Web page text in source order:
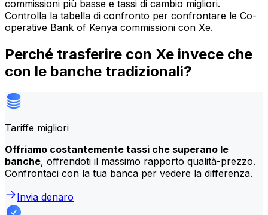
commissioni più basse e tassi di cambio migliori.
Controlla la tabella di confronto per confrontare le Co-
operative Bank of Kenya commissioni con Xe.
Perché trasferire con Xe invece che
con le banche tradizionali?
Tariffe migliori
Offriamo costantemente tassi che superano le
banche, offrendoti il massimo rapporto qualità-prezzo.
Confrontaci con la tua banca per vedere la differenza.
Invia denaro